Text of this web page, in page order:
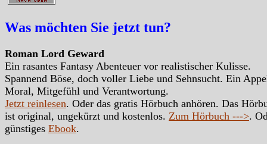
Was möchten Sie jetzt tun?
Roman Lord Geward
Ein rasantes Fantasy Abenteuer vor realistischer Kulisse.
Spannend Böse, doch voller Liebe und Sehnsucht. Ein
Moral, Mitgefühl und Verantwortung.
Jetzt reinlesen. Oder das gratis Hörbuch anhören. Das
ist original, ungekürzt und kostenlos. Zum Hörbuch --->.
günstiges Ebook.